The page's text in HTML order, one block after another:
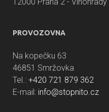
PROVOZOVNA
Na kopečku 63
46851 Smržovka
Tel.: +420 721 879 362
E-mail: info@stopnito.cz